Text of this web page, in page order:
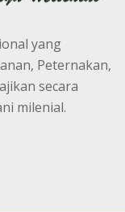
yang
Peternakan,
secara
milenial.